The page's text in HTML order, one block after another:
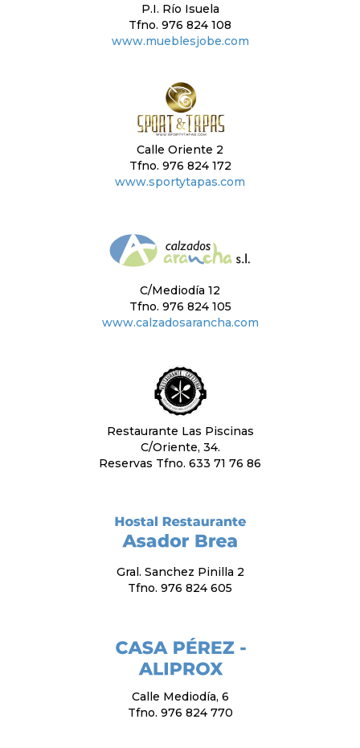
P.I. Río Isuela
Tfno. 976 824 108
www.mueblesjobe.com
Calle Oriente 2
Tfno. 976 824 172
www.sportytapas.com
C/Mediodía 12
Tfno. 976 824 105
www.calzadosarancha.com
Restaurante Las Piscinas
C/Oriente, 34.
Reservas Tfno. 633 71 76 86
Gral. Sanchez Pinilla 2
Tfno. 976 824 605
Calle Mediodía, 6
Tfno. 976 824 770